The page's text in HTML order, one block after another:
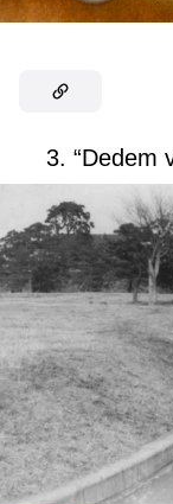
3. “Dedem